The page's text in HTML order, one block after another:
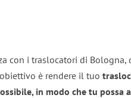
con i traslocatori di
è rendere il tuo
in modo che tu possa